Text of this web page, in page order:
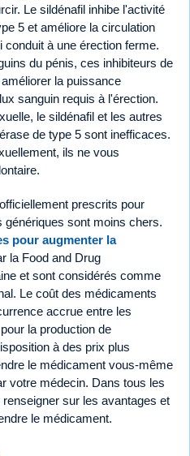
Le sildénafil inhibe l'activité
5 et améliore la circulation
à une érection ferme.
du pénis, ces inhibiteurs de
la puissance
sanguin requis à l'érection.
le sildénafil et les autres
de type 5 sont inefficaces.
ils ne vous
prescrits pour
sont moins chers.
pour augmenter la
la Food and Drug
et sont considérés comme
Le coût des médicaments
accrue entre les
la production de
à des prix plus
le médicament vous-même
votre médecin. Dans tous les
sur les avantages et
le médicament.